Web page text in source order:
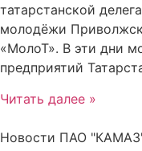
татарстанской
молодёжи
«МолоТ». В эти дни
предприятий
Читать далее »
Новости ПАО